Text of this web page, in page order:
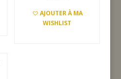
AJOUTER À MA
WISHLIST